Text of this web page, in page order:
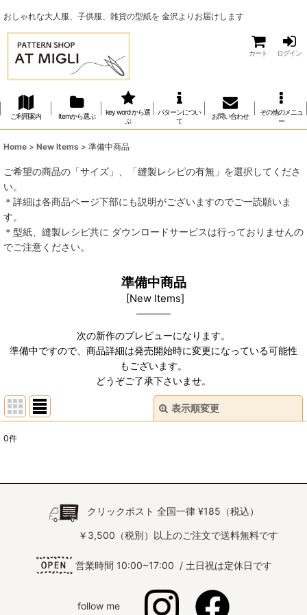
おしゃれな大人服、子供服、雑貨の型紙を 金沢よりお届けします
カート ログイン
ご利用案内 Itemから選ぶ
key word から選
ぶ
パターンについ
て
お問い合わせ
その他のメニュ
ー
Home > New Items > 準備中商品
ご希望の商品の「サイズ」、「縫製レシピの有無」を選択してくださ
い。
＊詳細は各商品ページ下部にも説明がございますのでご一読願いま
す。
＊型紙、縫製レシピ共に ダウンロードサービスは行っておりませんの
でご注意ください。
準備中商品
[New Items]
次の新作のプレビューになります。
準備中ですので、商品詳細は発売開始時に変更になっている可能性
もございます。
どうぞご了承下さいませ。
表示順変更
並び順:
0件
クリックポスト 全国一律 ¥185（税込）
￥3,500（税別）以上のご注文で送料無料です
営業時間 10:00~17:00 / 土日祝は定休日です
follow me